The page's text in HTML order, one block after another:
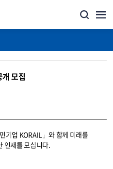
모집
기업 KORAIL」와 함께 미래를
인재를 모십니다.